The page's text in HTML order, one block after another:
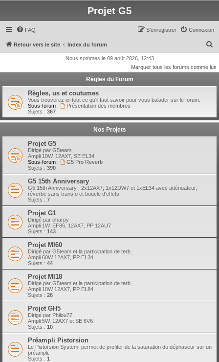
Projet G5
FAQ Connexion
S’enregistrer
Retour vers le site Index du forum
c
e
Nous sommes le 09 août 2026, 12:43
Marquer tous les forums comme lus
Règles du Forum
Règles, us et coutumes
Vous trouverez ici tout ce qu'il faut savoir pour vous balader sur le forum.
Sous-forum :
Présentation des membres
Sujets : 367
Nos Projets
Projet G5
Dirigé par G5team
Ampli 10W, 12AX7, SE EL34
Sous-forum :
G5 Pro Reverb
Sujets : 390
G5 15th Anniversary
G5 15th Anniversary : 2x12AX7, 1x12DW7 et 1xEL34 avec atténuateur,
réverbe sans transfo et boucle d'effets.
Sujets : 7
Projet G1
Dirigé par charpy
Ampli 1W, EF86, 12AX7, PP 12AU7
Sujets : 143
Projet MI60
Dirigé par G5team et la participation de terb_
Ampli 60W 12AX7, PP EL34
Sujets : 44
Projet MI18
Dirigé par G5team et la participation de terb_
Ampli 18W 12AX7, PP EL84
Sujets : 26
Projet GH5
Dirigé par Philou77
Ampli 5W, 12AX7 et SE 6V6
Sujets : 10
Préampli Pistorsion
Le Pistorsion System, permet de profiter de la saturation du déphaseur sur un
préampli.
Sujets : 1